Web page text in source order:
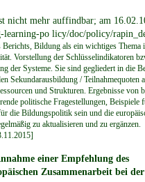
nicht mehr auffindbar; am
learning-po licy/doc/policy/
Bildung als ein wichtiges Thema
Vorstellung der Schlüsselindikatoren
der Systeme. Sie sind gegliedert in die
Sekundarausbildung / Teilnahmequoten
und Strukturen. Ergebnisse von
politische Fragestellungen, Beispiele
die Bildungspolitik sein und die
zu aktualisieren und zu ergänzen.
einer Empfehlung des
Zusammenarbeit bei der